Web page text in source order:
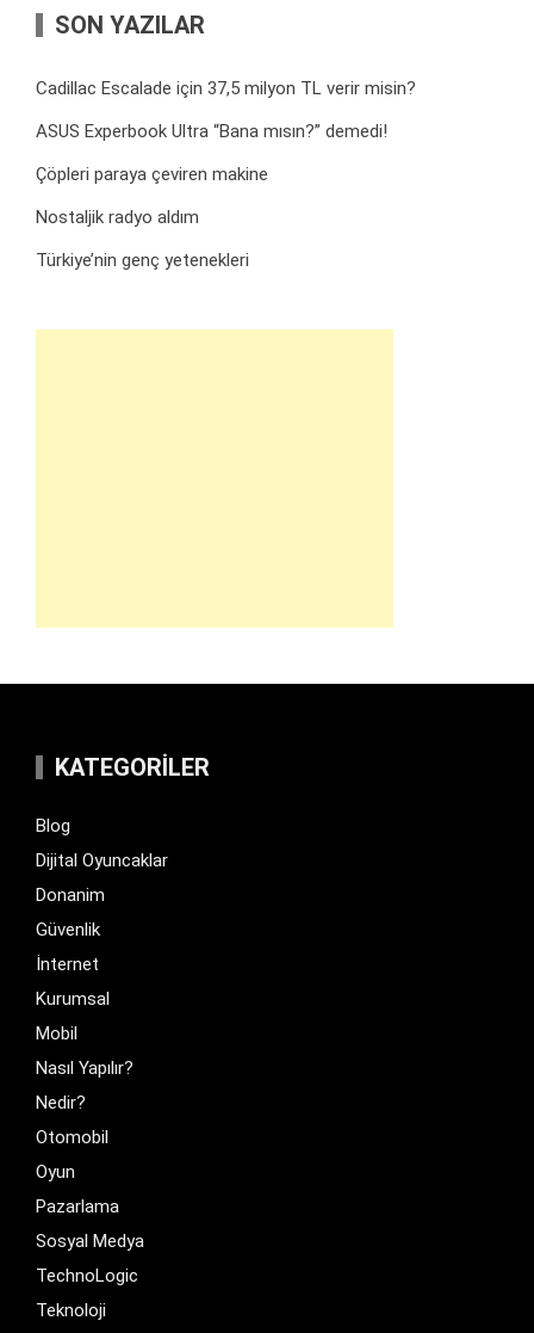
SON YAZILAR
Cadillac Escalade için 37,5 milyon TL verir misin?
ASUS Experbook Ultra “Bana mısın?” demedi!
Çöpleri paraya çeviren makine
Nostaljik radyo aldım
Türkiye’nin genç yetenekleri
KATEGORILER
Blog
Dijital Oyuncaklar
Donanim
Güvenlik
İnternet
Kurumsal
Mobil
Nasıl Yapılır?
Nedir?
Otomobil
Oyun
Pazarlama
Sosyal Medya
TechnoLogic
Teknoloji